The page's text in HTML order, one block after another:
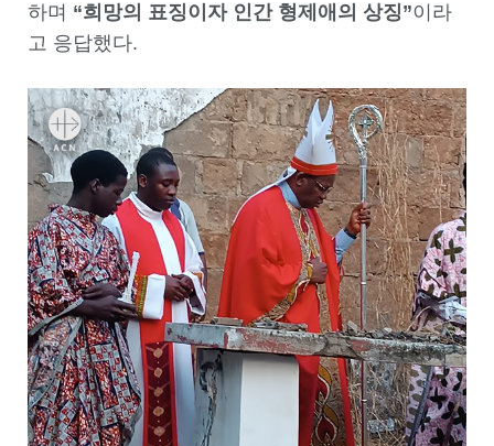
하며 “희망의 표징이자 인간 형제애의 상징”이라
고 응답했다.